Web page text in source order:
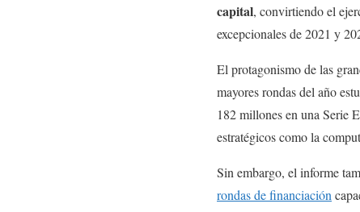
capital, convirtiendo el
excepcionales de 2021 y
El protagonismo de las
mayores rondas del año
182 millones en una Serie
estratégicos como la
Sin embargo, el informe
rondas de financiación